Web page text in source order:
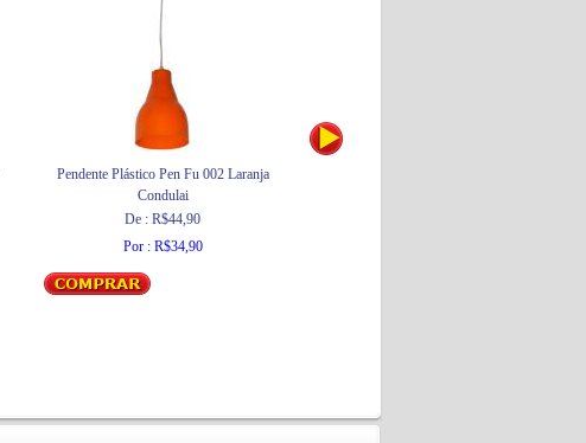
Pendente Plástico Pen Fu 002 Laranja
Condulai
De : R$44,90
Por : R$34,90